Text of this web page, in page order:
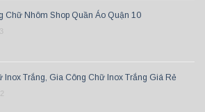
Chữ Nhôm Shop Quần Áo Quận 10
Inox Trắng, Gia Công Chữ Inox Trắng Giá Rẻ